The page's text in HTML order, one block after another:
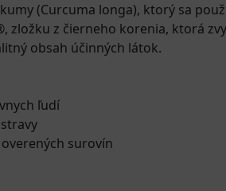
(Curcuma longa), ktorý sa
zložku z čierneho korenia, ktorá
obsah účinných látok.
ľudí
surovín